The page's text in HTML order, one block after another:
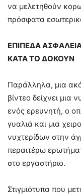
να μελετηθούν
πρόσφατα
ΕΠΙΠΕΔΑ
ΚΑΤΑ ΤΟ ΔΟΚΟΥΝ
Παράλληλα, μια
βίντεο δείχνει μια
ενός ερευνητή, ο
γυαλιά και μια
νυχτερίδων στην
περαιτέρω
στο εργαστήριο.
Στιγμιότυπα που